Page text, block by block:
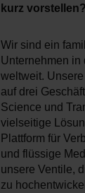
kurz vorstellen?
Wir sind ein
Unternehmen in
weltweit.
auf drei
Science und
vielseitige
Plattform für
und flüssige
unsere Ventile,
zu